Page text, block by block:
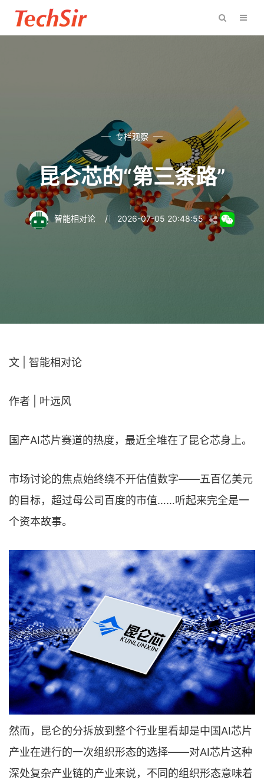
专栏观察
昆仑芯的“第三条路”
智能相对论 / 2026-07-05 20:48:55
文 | 智能相对论
作者 | 叶远风
国产AI芯片赛道的热度，最近全堆在了昆仑芯身上。
市场讨论的焦点始终绕不开估值数字——五百亿美元
的目标，超过母公司百度的市值……听起来完全是一
个资本故事。
然而，昆仑的分拆放到整个行业里看却是中国AI芯片
产业在进行的一次组织形态的选择——对AI芯片这种
深处复杂产业链的产业来说，不同的组织形态意味着